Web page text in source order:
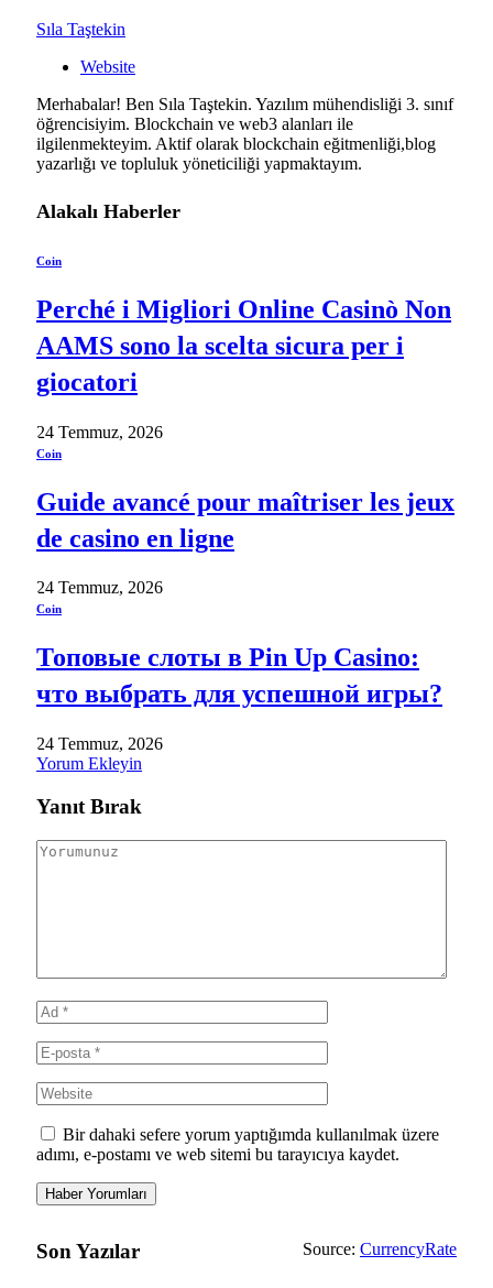
Sıla Taştekin
Website
Merhabalar! Ben Sıla Taştekin. Yazılım mühendisliği 3. sınıf
öğrencisiyim. Blockchain ve web3 alanları ile
ilgilenmekteyim. Aktif olarak blockchain eğitmenliği,blog
yazarlığı ve topluluk yöneticiliği yapmaktayım.
Alakalı Haberler
Coin
Perché i Migliori Online Casinò Non
AAMS sono la scelta sicura per i
giocatori
24 Temmuz, 2026
Coin
Guide avancé pour maîtriser les jeux
de casino en ligne
24 Temmuz, 2026
Coin
Топовые слоты в Pin Up Casino:
что выбрать для успешной игры?
24 Temmuz, 2026
Yorum Ekleyin
Yanıt Bırak
Bir dahaki sefere yorum yaptığımda kullanılmak üzere
adımı, e-postamı ve web sitemi bu tarayıcıya kaydet.
Source: CurrencyRate
Son Yazılar